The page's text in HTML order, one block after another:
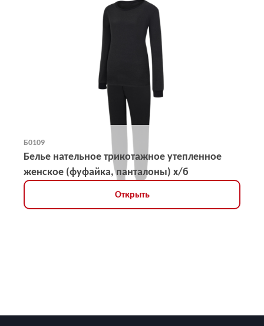
Б0109
Белье нательное трикотажное утепленное
женское (фуфайка, панталоны) х/б
Открыть